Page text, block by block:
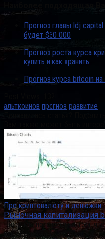
Наиболее подходящая
Прогноз главы ldj
будет $30 000
Прогноз роста курса
купить и как хранить.
Прогноз курса bitcoin
альткоинов прогноз развитие
Понравилась статья?
Про криптовалюту и денюжки
Рыночная капитализация
Ниже мы поговорим о том, что
как можно зарабатывать на